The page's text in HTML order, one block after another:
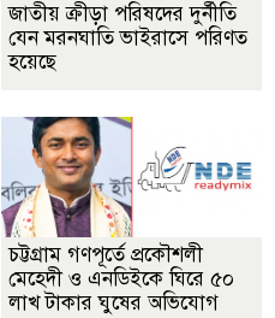
জাতীয় ক্রীড়া পরিষদের দুর্নীতি
যেন মরনঘাতি ভাইরাসে পরিণত
হয়েছে
চট্টগ্রাম গণপূর্তে প্রকৌশলী
মেহেদী ও এনডিইকে ঘিরে ৫০
লাখ টাকার ঘুষের অভিযোগ